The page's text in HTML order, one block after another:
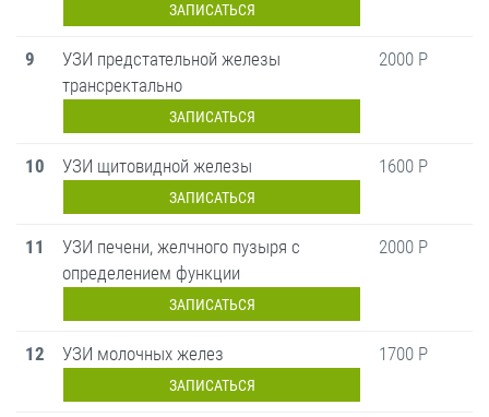
ЗАПИСАТЬСЯ
9
УЗИ предстательной железы
трансректально
ЗАПИСАТЬСЯ
2000 Р
10 УЗИ щитовидной железы
ЗАПИСАТЬСЯ
1600 Р
11
УЗИ печени, желчного пузыря с
определением функции
ЗАПИСАТЬСЯ
2000 Р
12 УЗИ молочных желез
ЗАПИСАТЬСЯ
1700 Р